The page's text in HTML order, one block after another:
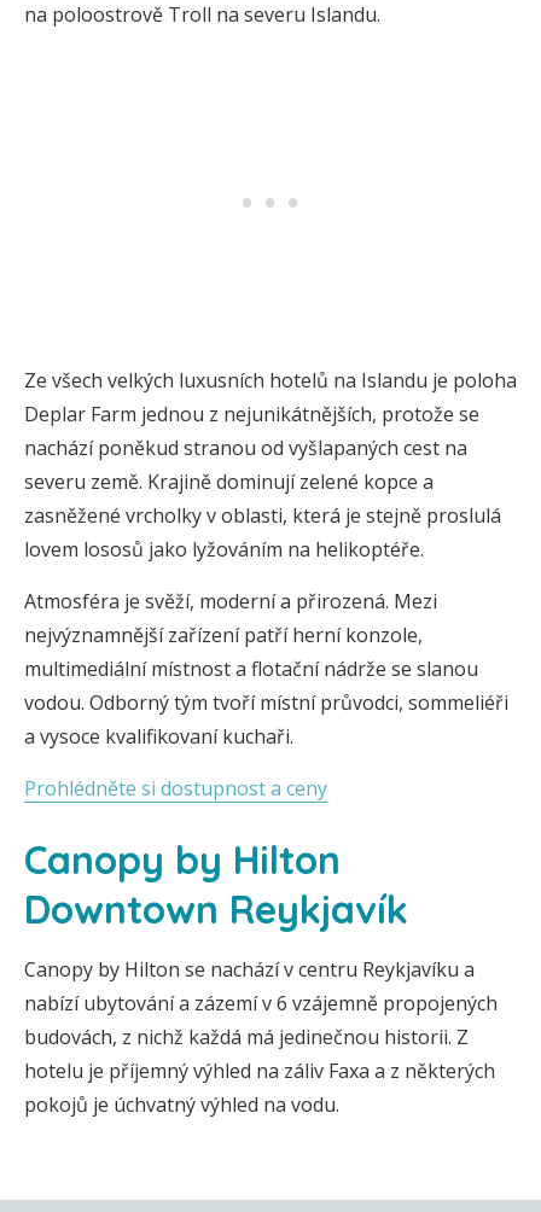
na poloostrově Troll na severu Islandu.
Ze všech velkých luxusních hotelů na Islandu je poloha
Deplar Farm jednou z nejunikátnějších, protože se
nachází poněkud stranou od vyšlapaných cest na
severu země. Krajině dominují zelené kopce a
zasněžené vrcholky v oblasti, která je stejně proslulá
lovem lososů jako lyžováním na helikoptéře.
Atmosféra je svěží, moderní a přirozená. Mezi
nejvýznamnější zařízení patří herní konzole,
multimediální místnost a flotační nádrže se slanou
vodou. Odborný tým tvoří místní průvodci, sommeliéři
a vysoce kvalifikovaní kuchaři.
Prohlédněte si dostupnost a ceny
Canopy by Hilton
Downtown Reykjavík
Canopy by Hilton se nachází v centru Reykjavíku a
nabízí ubytování a zázemí v 6 vzájemně propojených
budovách, z nichž každá má jedinečnou historii. Z
hotelu je příjemný výhled na záliv Faxa a z některých
pokojů je úchvatný výhled na vodu.